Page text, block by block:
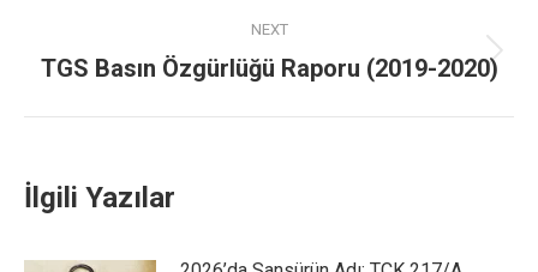
NEXT
TGS Basın Özgürlüğü Raporu (2019-2020)
İlgili Yazılar